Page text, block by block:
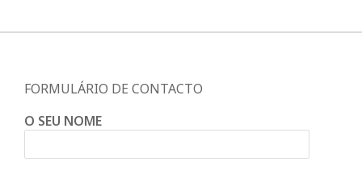
FORMULÁRIO DE CONTACTO
O SEU NOME